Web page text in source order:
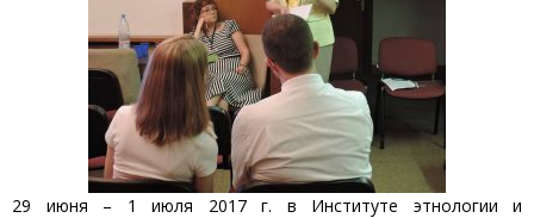
29 июня – 1 июля 2017 г. в Институте этнологии и